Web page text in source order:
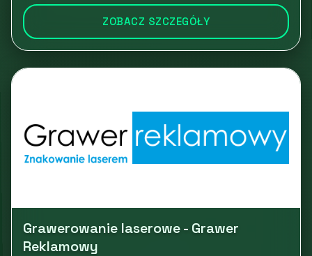
ZOBACZ SZCZEGÓŁY
Grawerowanie laserowe - Grawer
Reklamowy